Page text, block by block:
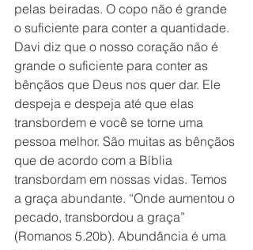
pelas beiradas. O copo não é grande
o suficiente para conter a quantidade.
Davi diz que o nosso coração não é
grande o suficiente para conter as
bênçãos que Deus nos quer dar. Ele
despeja e despeja até que elas
transbordem e você se torne uma
pessoa melhor. São muitas as bênçãos
que de acordo com a Bíblia
transbordam em nossas vidas. Temos
a graça abundante. “Onde aumentou o
pecado, transbordou a graça”
(Romanos 5.20b). Abundância é uma